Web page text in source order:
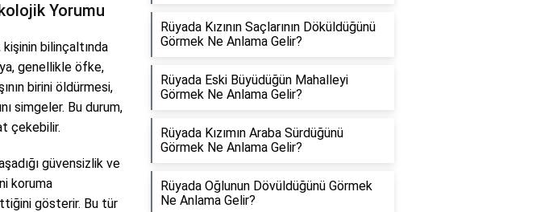
Yorumu
bilinçaltında
genellikle öfke,
birini öldürmesi,
simgeler. Bu durum,
çekebilir.
güvensizlik ve
koruma
gösterir. Bu tür
Rüyada Kızının Saçlarının Döküldüğünü
Görmek Ne Anlama Gelir?
Rüyada Eski Büyüdüğün Mahalleyi
Görmek Ne Anlama Gelir?
Rüyada Kızımın Araba Sürdüğünü
Görmek Ne Anlama Gelir?
Rüyada Oğlunun Dövüldüğünü Görmek
Ne Anlama Gelir?